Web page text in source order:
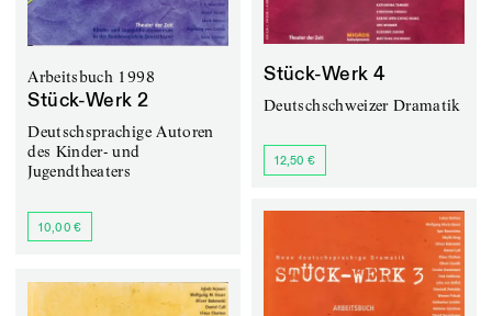
Arbeitsbuch 1998
Stück-Werk 2
Deutschsprachige Autoren
des Kinder- und
Jugendtheaters
10,00 €
Stück-Werk 4
Deutschschweizer Dramatik
12,50 €